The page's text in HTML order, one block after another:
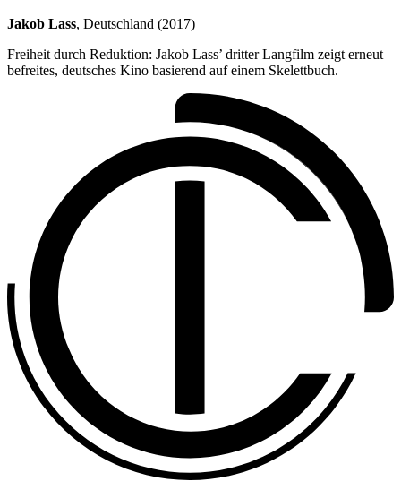
Jakob Lass, Deutschland (2017)
Freiheit durch Reduktion: Jakob Lass’ dritter Langfilm zeigt erneut
befreites, deutsches Kino basierend auf einem Skelettbuch.